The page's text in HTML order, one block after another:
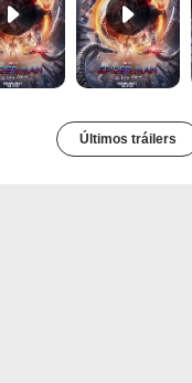
Últimos tráilers